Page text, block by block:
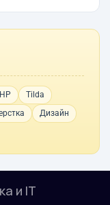
Tilda
Дизайн
и IT